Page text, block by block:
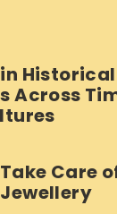
Historical
Across
Care